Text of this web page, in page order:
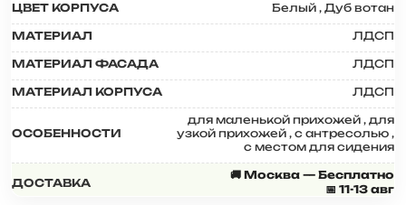
ЦВЕТ КОРПУСА Белый , Дуб вотан
МАТЕРИАЛ ЛДСП
МАТЕРИАЛ ФАСАДА ЛДСП
МАТЕРИАЛ КОРПУСА ЛДСП
ОСОБЕННОСТИ
для маленькой прихожей , для
узкой прихожей , с антресолью ,
с местом для сидения
ДОСТАВКА
🚚 Москва — Бесплатно
📅 11-13 авг